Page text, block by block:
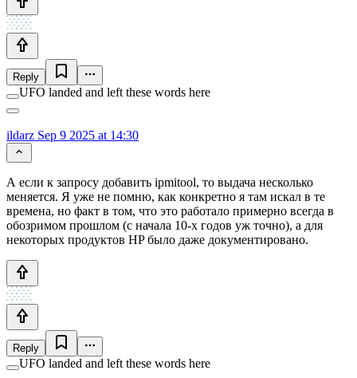
Reply
UFO landed and left these words here
ildarz Sep 9 2025 at 14:30
А если к запросу добавить ipmitool, то выдача несколько
меняется. Я уже не помню, как конкретно я там искал в те
времена, но факт в том, что это работало примерно всегда в
обозримом прошлом (с начала 10-х годов уж точно), а для
некоторых продуктов HP было даже документировано.
Reply
UFO landed and left these words here